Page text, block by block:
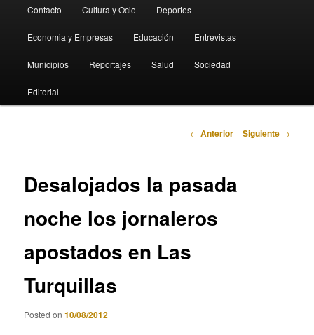
Contacto Cultura y Ocio Deportes
Economia y Empresas Educación Entrevistas
Municipios Reportajes Salud Sociedad
Editorial
Navegación
← Anterior Siguiente →
Desalojados la pasada
noche los jornaleros
apostados en Las
Turquillas
Posted on10/08/2012